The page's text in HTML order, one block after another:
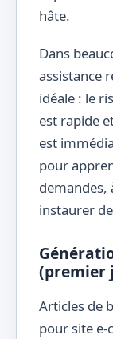
hâte.
Dans
assistance
idéale : le
est rapide
est
pour
demandes,
instaurer
(premier
Articles de
pour site